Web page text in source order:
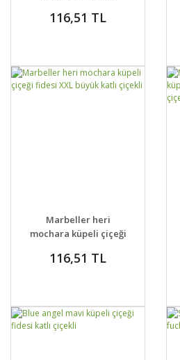
çiçekli
116,51 TL
DETAYLAR
VER
Marbeller heri
mochara küpeli çiçeği
çiçekli
116,51 TL